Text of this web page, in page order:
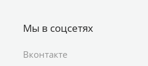
Мы в соцсетях
Вконтакте